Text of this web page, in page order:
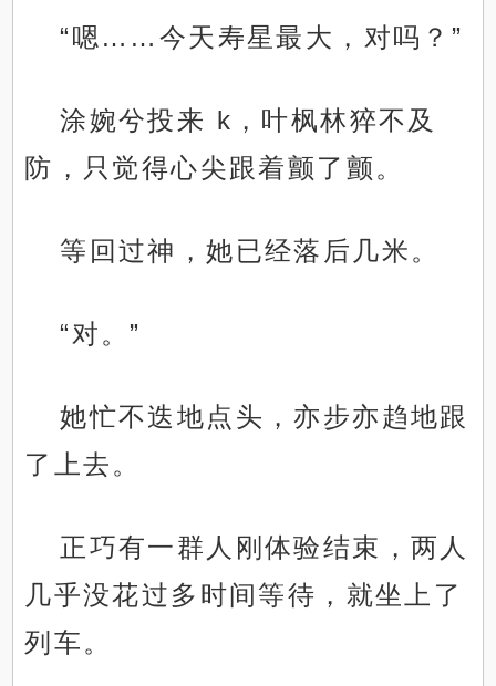
“嗯……今天寿星最大，对吗？”
涂婉兮投来 k，叶枫林猝不及
防，只觉得心尖跟着颤了颤。
等回过神，她已经落后几米。
“对。”
她忙不迭地点头，亦步亦趋地跟
了上去。
正巧有一群人刚体验结束，两人
几乎没花过多时间等待，就坐上了
列车。